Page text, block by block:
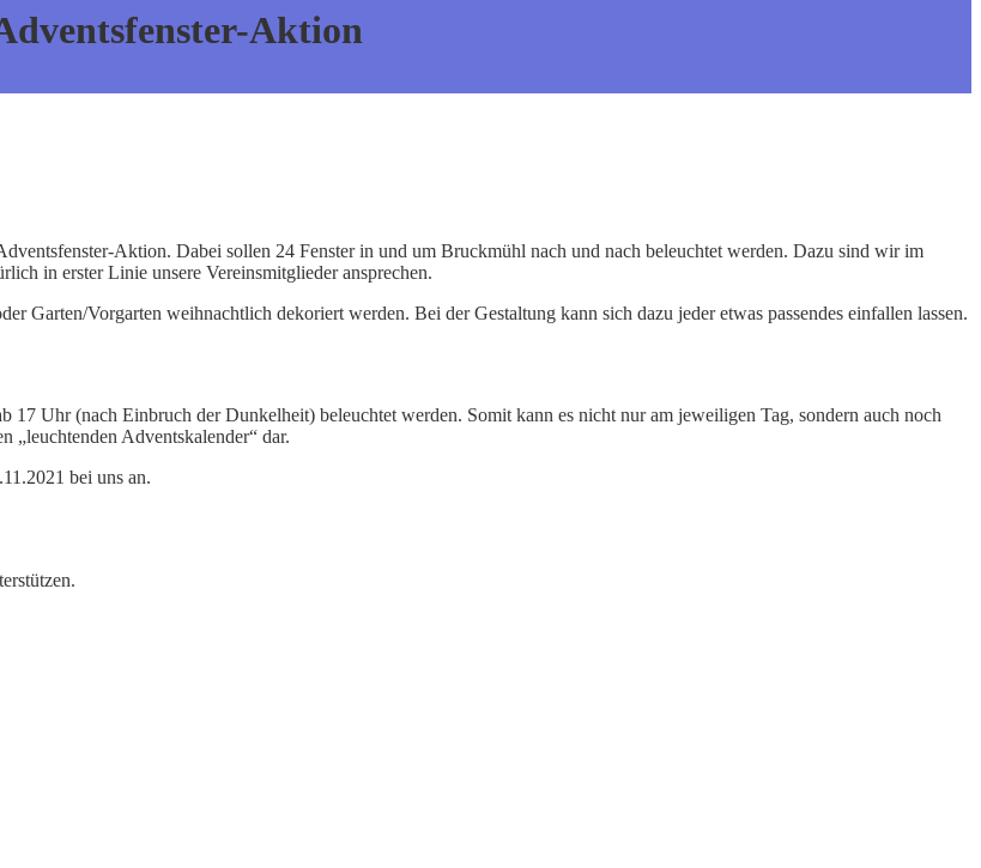
Aktion
Aktion. Dabei sollen 24 Fenster in und um Bruckmühl nach und nach beleuchtet werden. Dazu sind wir im
in erster Linie unsere Vereinsmitglieder ansprechen.
Garten/Vorgarten weihnachtlich dekoriert werden. Bei der Gestaltung kann sich dazu jeder etwas passendes einfallen lassen.
17 Uhr (nach Einbruch der Dunkelheit) beleuchtet werden. Somit kann es nicht nur am jeweiligen Tag, sondern auch noch
„leuchtenden Adventskalender“ dar.
bei uns an.